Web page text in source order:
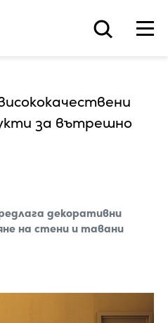
за вътрешно
декоративни
на стени и тавани